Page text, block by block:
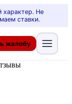
характер. Не
ставки.
жалобу